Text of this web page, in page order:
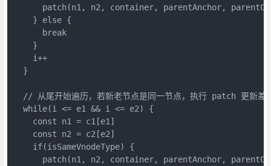
patch(n1, n2, container, parentAnchor,
    } else {
      break
    }
    i++
  }
// 从尾开始遍历，若新老节点是同一节点，执行 patch 更新
  while(i <= e1 && i <= e2) {
    const n1 = c1[e1]
    const n2 = c2[e2]
    if(isSameVnodeType) {
patch(n1, n2, container, parentAnchor,